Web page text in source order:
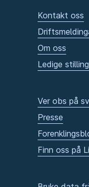
Kontakt oss
Om oss
Ledige
Ver obs på
Presse
Finn oss på